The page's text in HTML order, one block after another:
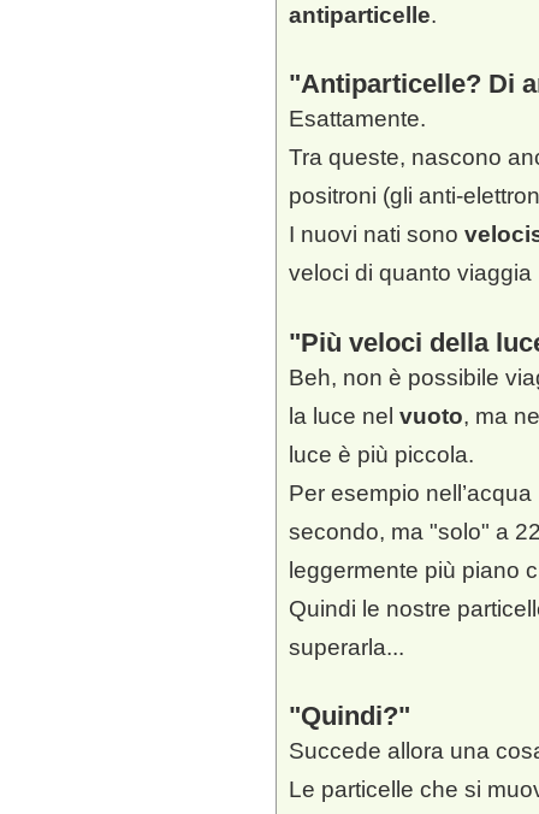
antiparticelle.
Antiparticelle? Di
Esattamente.
Tra queste, nascono
positroni (gli anti-
I nuovi nati sono
veloci di quanto viaggia
Più veloci della
Beh, non è possibile
la luce nel vuoto, ma
luce è più piccola.
Per esempio
secondo, ma "solo" a
leggermente più piano
Quindi le nostre
superarla...
Quindi?
Succede allora una
Le particelle che si